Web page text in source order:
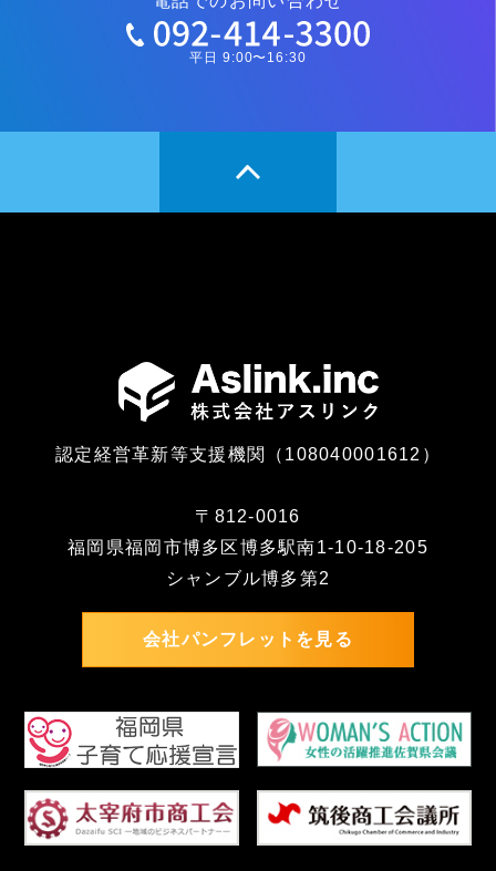
平日 9:00〜16:30
認定経営革新等支援機関（108040001612）
〒812-0016
福岡県福岡市博多区博多駅南1-10-18-205
シャンブル博多第2
会社パンフレットを見る